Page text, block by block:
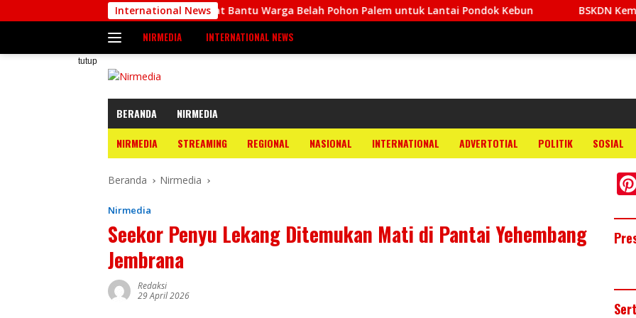
ke
International News
Babinsa Biak Barat Bantu Warga Belah Pohon Palem untuk Lantai Pondok Kebun BSKDN Kemendagri
NIRMEDIA INTERNATIONAL NEWS
tutup
BERANDA
NIRMEDIA
NIRMEDIA
STREAMING REGIONAL NASIONAL INTERNATIONAL ADVERTOTIAL POLITIK SOSIAL
Beranda Nirmedia
Nirmedia
Seekor Penyu Lekang Ditemukan Mati di Pantai Yehembang
Jembrana
Redaksi
29 April 2026